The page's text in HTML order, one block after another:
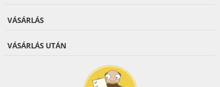
VÁSÁRLÁS
VÁSÁRLÁS UTÁN